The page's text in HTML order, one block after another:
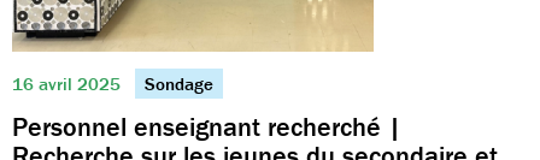
16 avril 2025 Sondage
Personnel enseignant recherché |